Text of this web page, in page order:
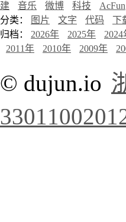
建
音乐 微博 科技 AcFun
分类：
图片 文字 代码 下
归档： 2026年 2025年 2024
2011年
2010年 2009年
© dujun.io